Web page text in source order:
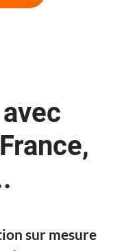
sur mesure